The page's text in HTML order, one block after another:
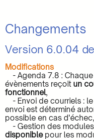
Changements
Version 6.0.04
Modifications
- Agenda 7.8 :
évènements reçoit un
fonctionnel,
- Envoi de courriels : le
envoi est déterminé
possible en cas d'échec,
- Gestion des
disponiblepour les